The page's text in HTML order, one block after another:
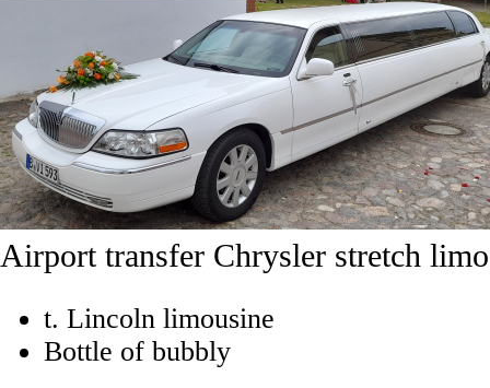
Airport transfer Chrysler stretch limo
t. Lincoln limousine
Bottle of bubbly